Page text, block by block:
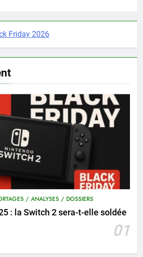
Friday 2026
/ ANALYSES / DOSSIERS
: la Switch 2 sera-t-elle soldée
01